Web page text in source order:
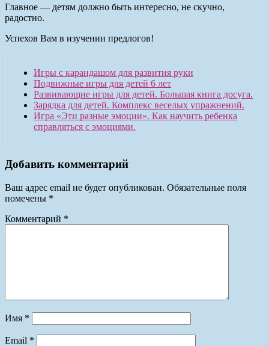
Главное — детям должно быть интересно, не скучно,
радостно.
Успехов Вам в изучении предлогов!
Игры с карандашом для развития руки
Подвижные игры для детей 6 лет
Развивающие игры для детей. Большая книга досуга.
Зарядка для детей. Комплекс веселых упражнений.
Игра «Эти разные эмоции». Как научить ребенка
справляться с эмоциями.
Добавить комментарий
Ваш адрес email не будет опубликован. Обязательные поля
помечены *
Комментарий *
Имя *
Email *